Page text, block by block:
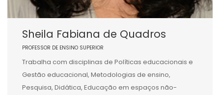
Sheila Fabiana de Quadros
PROFESSOR DE ENSINO SUPERIOR
Trabalha com disciplinas de Políticas educacionais e
Gestão educacional, Metodologias de ensino,
Pesquisa, Didática, Educação em espaços não-